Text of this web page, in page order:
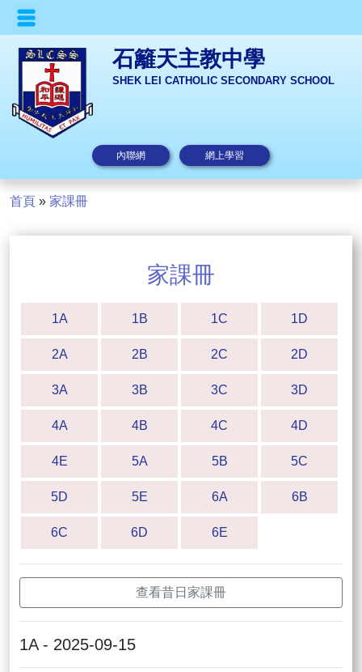
石籬天主教中學
SHEK LEI CATHOLIC SECONDARY SCHOOL
內聯網 網上學習
首頁 » 家課冊
家課冊
1A 1B 1C 1D
2A 2B 2C 2D
3A 3B 3C 3D
4A 4B 4C 4D
4E 5A 5B 5C
5D 5E 6A 6B
6C 6D 6E
查看昔日家課冊
1A - 2025-09-15